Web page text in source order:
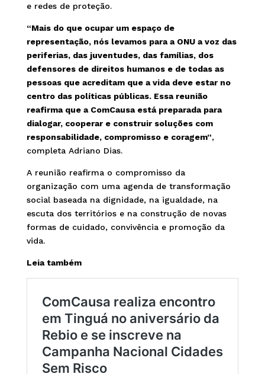
e redes de proteção.
“Mais do que ocupar um espaço de
representação, nós levamos para a ONU a voz das
periferias, das juventudes, das famílias, dos
defensores de direitos humanos e de todas as
pessoas que acreditam que a vida deve estar no
centro das políticas públicas. Essa reunião
reafirma que a ComCausa está preparada para
dialogar, cooperar e construir soluções com
responsabilidade, compromisso e coragem”,
completa Adriano Dias.
A reunião reafirma o compromisso da
organização com uma agenda de transformação
social baseada na dignidade, na igualdade, na
escuta dos territórios e na construção de novas
formas de cuidado, convivência e promoção da
vida.
Leia também